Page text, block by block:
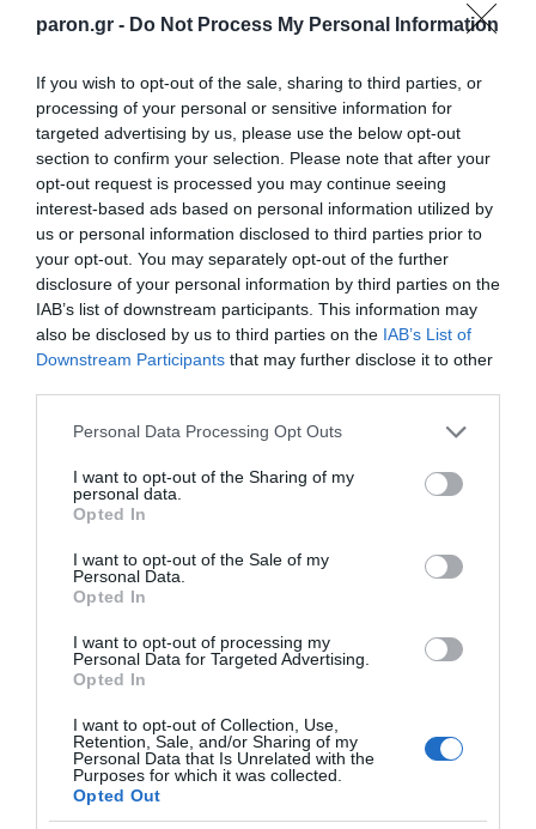
paron.gr - Do Not Process My Personal Information
If you wish to opt-out of the sale, sharing to third parties, or
processing of your personal or sensitive information for
targeted advertising by us, please use the below opt-out
section to confirm your selection. Please note that after your
opt-out request is processed you may continue seeing
interest-based ads based on personal information utilized by
us or personal information disclosed to third parties prior to
your opt-out. You may separately opt-out of the further
disclosure of your personal information by third parties on the
IAB’s list of downstream participants. This information may
also be disclosed by us to third parties on the IAB’s List of
Downstream Participants that may further disclose it to other
Please note that this website/app uses one or more Google
not limited to your visit or usage behaviour. You may click to
grant or deny consent to Google and its third-party tags to
use your data for below specified purposes in below Google
consent section.
Personal Data Processing Opt Outs
I want to opt-out of the Sharing of my
personal data.
Opted In
I want to opt-out of the Sale of my
Personal Data.
Opted In
I want to opt-out of processing my
Personal Data for Targeted Advertising.
Opted In
I want to opt-out of Collection, Use,
Retention, Sale, and/or Sharing of my
Personal Data that Is Unrelated with the
Purposes for which it was collected.
Opted Out
Η ΣΤΗΛΗ ΜΑΣ
Οι άνθρωποι, οι αυθεντικές ιστορίες,
το ελληνικό καλοκαίρι και ένας
πολιτισμός που μας ενώνει κάθε μέρα.